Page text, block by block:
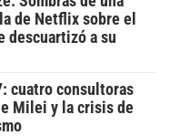
de Netflix sobre el
descuartizó a su
cuatro consultoras
Milei y la crisis de